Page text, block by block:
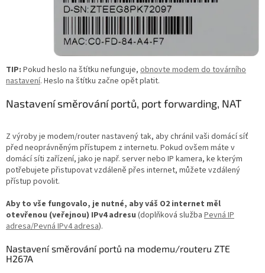
TIP: Pokud heslo na štítku nefunguje, obnovte modem do továrního
nastavení. Heslo na štítku začne opět platit.
Nastavení směrování portů, port forwarding, NAT
Z výroby je modem/router nastavený tak, aby chránil vaši domácí síť
před neoprávněným přístupem z internetu. Pokud ovšem máte v
domácí síti zařízení, jako je např. server nebo IP kamera, ke kterým
potřebujete přistupovat vzdáleně přes internet, můžete vzdálený
přístup povolit.
Aby to vše fungovalo, je nutné, aby váš O2 internet měl
otevřenou (veřejnou) IPv4 adresu (doplňková služba Pevná IP
adresa/Pevná IPv4 adresa).
Nastavení směrování portů na modemu/routeru ZTE
H267A